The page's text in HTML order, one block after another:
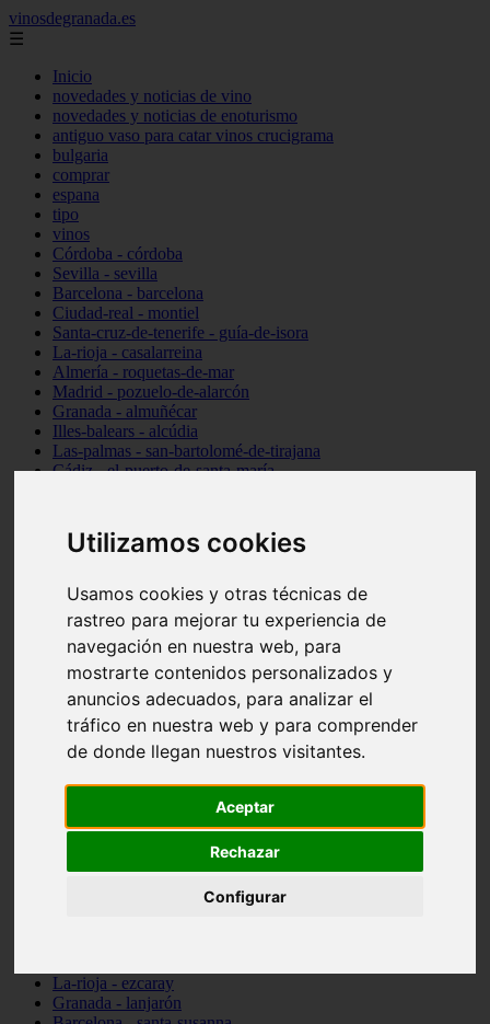
Utilizamos cookies
Usamos cookies y otras técnicas de
rastreo para mejorar tu experiencia de
navegación en nuestra web, para
mostrarte contenidos personalizados y
anuncios adecuados, para analizar el
tráfico en nuestra web y para comprender
de donde llegan nuestros visitantes.
Aceptar
Rechazar
Configurar
vinosdegranada.es
☰
Inicio
novedades y noticias de vino
novedades y noticias de enoturismo
antiguo vaso para catar vinos crucigrama
bulgaria
comprar
espana
tipo
vinos
Córdoba - córdoba
Sevilla - sevilla
Barcelona - barcelona
Ciudad-real - montiel
Santa-cruz-de-tenerife - guía-de-isora
La-rioja - casalarreina
Almería - roquetas-de-mar
Madrid - pozuelo-de-alarcón
Granada - almuñécar
Illes-balears - alcúdia
Las-palmas - san-bartolomé-de-tirajana
Cádiz - el-puerto-de-santa-maría
Santa-cruz-de-tenerife - los-llanos-de-aridane
Cantabria - suances
Granada - monachil
Huesca - isábena
Huesca - alquézar
Huesca - castejón-de-sos
Sevilla - marinaleda
Córdoba - almedinilla
Navarra - zangoza
Cantabria - arenas-de-iguña
Barcelona - la-pobla-de-lillet
Las-palmas - yaiza
Valladolid - fuensaldaña
La-rioja - ezcaray
Granada - lanjarón